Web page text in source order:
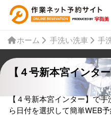
ホーム 手洗い洗車 手
【４号新本宮インタ
【４号新本宮インター】で
ら日付を選択して簡単WEB予